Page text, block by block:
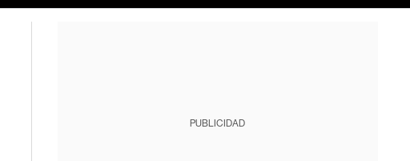
PUBLICIDAD